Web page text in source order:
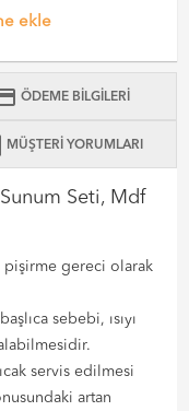
ekle
ÖDEME BİLGİLERİ
MÜŞTERİ YORUMLARI
Seti, Mdf
pişirme gereci olarak
sebebi, ısıyı
servis edilmesi
artan